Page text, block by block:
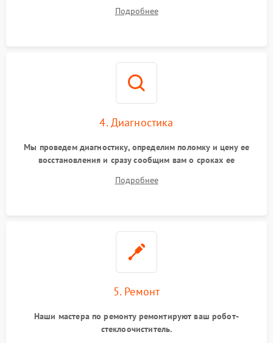
Подробнее
4. Диагностика
Мы проведем диагностику, определим поломку и цену ее
восстановления и сразу сообщим вам о сроках ее
Подробнее
5. Ремонт
Наши мастера по ремонту ремонтируют ваш робот-
стеклоочиститель.